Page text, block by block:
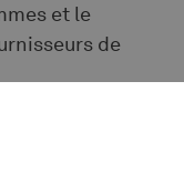
et le
de